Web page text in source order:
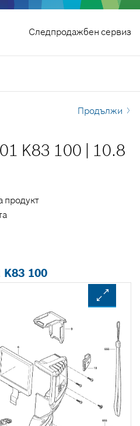
Следпродажбен сервиз
Продължи
K83 100
10.8
продукт
K83 100